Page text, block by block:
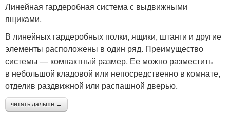
Линейная гардеробная система с выдвижными
ящиками.
В линейных гардеробных полки, ящики, штанги и другие
элементы расположены в один ряд. Преимущество
системы — компактный размер. Ее можно разместить
в небольшой кладовой или непосредственно в комнате,
отделив раздвижной или распашной дверью.
читать дальше →